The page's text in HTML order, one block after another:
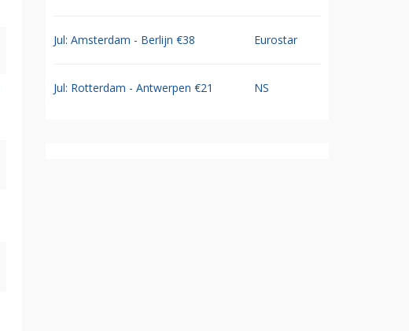
Jul: Amsterdam - Berlijn €38 Eurostar
Jul: Rotterdam - Antwerpen €21 NS